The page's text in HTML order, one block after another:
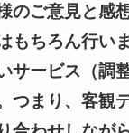
のご意見と感
もちろん行い
サービス（調
つまり、客観